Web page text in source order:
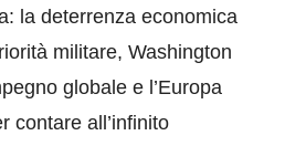
la deterrenza economica
militare, Washington
globale e l’Europa
contare all’infinito